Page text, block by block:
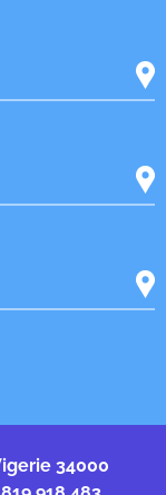
34000